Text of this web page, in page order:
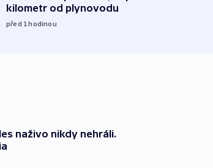
kilometr od plynovodu
před 1hodinou
naživo nikdy nehráli.